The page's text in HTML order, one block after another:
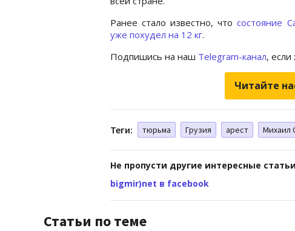
Ранее стало известно, чтосостояние
уже похудел на 12 кг.
Подпишись на наш Telegram-канал,
Читайте
Теги: тюрьма Грузия арест Михаил
Не пропусти другие интересные
bigmir)net в facebook
Статьи по теме